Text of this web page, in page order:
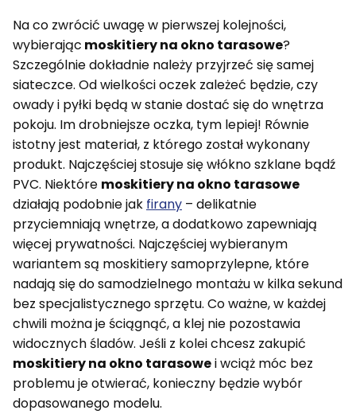
Na co zwrócić uwagę w pierwszej kolejności,
wybierając moskitiery na okno tarasowe?
Szczególnie dokładnie należy przyjrzeć się samej
siateczce. Od wielkości oczek zależeć będzie, czy
owady i pyłki będą w stanie dostać się do wnętrza
pokoju. Im drobniejsze oczka, tym lepiej! Równie
istotny jest materiał, z którego został wykonany
produkt. Najczęściej stosuje się włókno szklane bądź
PVC. Niektóre moskitiery na okno tarasowe
działają podobnie jak firany – delikatnie
przyciemniają wnętrze, a dodatkowo zapewniają
więcej prywatności. Najczęściej wybieranym
wariantem są moskitiery samoprzylepne, które
nadają się do samodzielnego montażu w kilka sekund
bez specjalistycznego sprzętu. Co ważne, w każdej
chwili można je ściągnąć, a klej nie pozostawia
widocznych śladów. Jeśli z kolei chcesz zakupić
moskitiery na okno tarasowei wciąż móc bez
problemu je otwierać, konieczny będzie wybór
dopasowanego modelu.